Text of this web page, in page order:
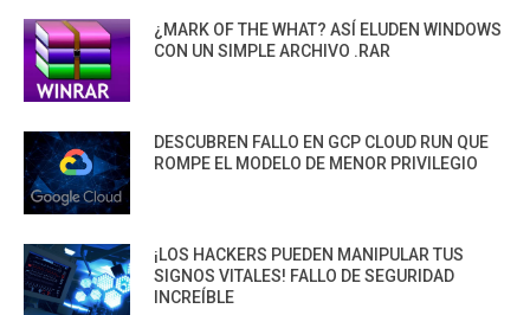
¿MARK OF THE WHAT? ASÍ ELUDEN WINDOWS
CON UN SIMPLE ARCHIVO .RAR
DESCUBREN FALLO EN GCP CLOUD RUN QUE
ROMPE EL MODELO DE MENOR PRIVILEGIO
¡LOS HACKERS PUEDEN MANIPULAR TUS
SIGNOS VITALES! FALLO DE SEGURIDAD
INCREÍBLE